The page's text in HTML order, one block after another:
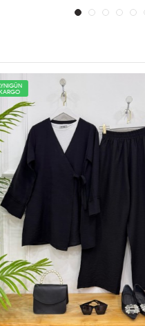
YENİ
AYNIGÜN
KARGO